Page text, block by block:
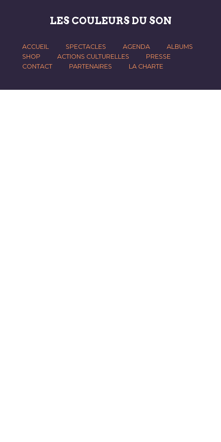
LES COULEURS DU SON
ACCUEIL SPECTACLES AGENDA
ALBUMS
SHOP
ACTIONS CULTURELLES
PRESSE
CONTACT
PARTENAIRES LA CHARTE